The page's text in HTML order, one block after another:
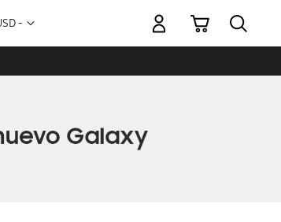
Moneda
-
Mi carrito